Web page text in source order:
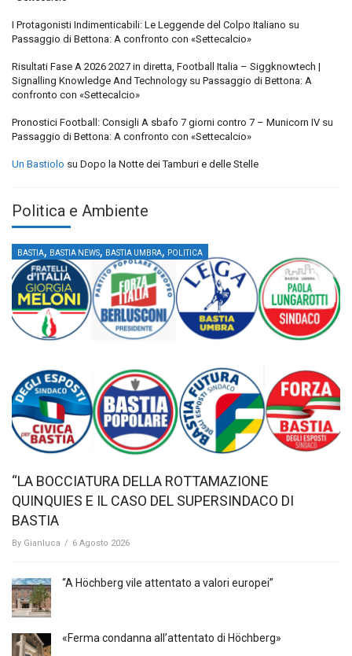
I Protagonisti Indimenticabili: Le Leggende del Colpo Italiano su
Passaggio di Bettona: A confronto con «Settecalcio»
Risultati Fase A 2026 2027 in diretta, Football Italia – Siggknowtech |
Signalling Knowledge And Technology su Passaggio di Bettona: A
confronto con «Settecalcio»
Pronostici Football: Consigli A sbafo 7 giorni contro 7 – Municorn IV su
Passaggio di Bettona: A confronto con «Settecalcio»
Un Bastiolo su Dopo la Notte dei Tamburi e delle Stelle
Politica e Ambiente
BASTIA, BASTIA NEWS, BASTIA UMBRA, POLITICA
“LA BOCCIATURA DELLA ROTTAMAZIONE
QUINQUIES E IL CASO DEL SUPERSINDACO DI
BASTIA
By Gianluca / 6 Agosto 2026
“A Höchberg vile attentato a valori europei”
«Ferma condanna all’attentato di Höchberg»